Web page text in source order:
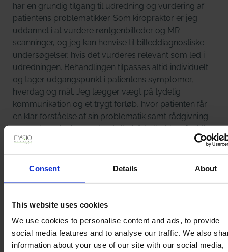
Consent Details About
This website uses cookies
We use cookies to personalise content and ads, to provide
social media features and to analyse our traffic. We also
information about your use of our site with our social media,
har en grundig tilgang til udredning og vurdering af
patientens problematikker. Som kiropraktor er jeg
uddannet i at vurdere røntgenbilleder og MR-
scanninger, og jeg kan henvise til billeddiagnostiske
undersøgelser, hvis det vurderes relevant som led i
udredningen. Behandlingen tilpasses altid individuelt
og tager udgangspunkt i patientens symptomer,
hverdag og mål. Jeg lægger vægt på tydelig
kommunikation og et trygt forløb, hvor patienten får
en klar forståelse af sin problematik samt rådgivning
og øvelser, der kan understøtte både lindring, funktion
og langsigtet bedring. Som en del af en tværfaglig
klinik prioriterer jeg et tæt samarbejde med
fysioterapeuter, osteopater og øvrige
til et målrettet og sammenhængende